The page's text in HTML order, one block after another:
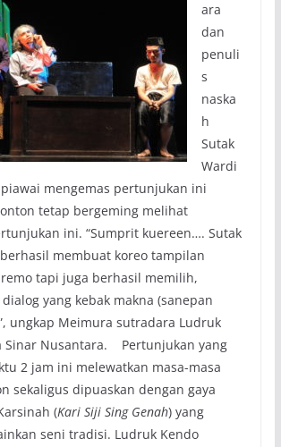
ara
dan
penuli
s
naska
h
Sutak
Wardi
mengemas pertunjukan ini
tetap bergeming melihat
ini. “Sumprit kuereen…. Sutak
membuat koreo tampilan
tapi juga berhasil memilih,
yang kebak makna (sanepan
ungkap Meimura sutradara Ludruk
Sinar Nusantara. Pertunjukan yang
2 jam ini melewatkan masa-masa
sekaligus dipuaskan dengan gaya
(Kari Siji Sing Genah) yang
seni tradisi. Ludruk Kendo